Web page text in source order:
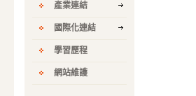
產業連結
國際化連結
學習歷程
網站維護